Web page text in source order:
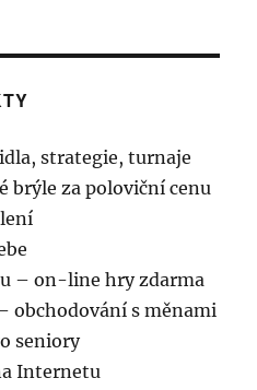
strategie, turnaje
brýle za poloviční cenu
– on-line hry zdarma
obchodování s měnami
seniory
Internetu